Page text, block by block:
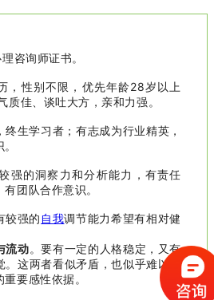
咨询师证书。
，性别不限，优先年龄28岁以上
佳、谈吐大方，亲和力强。
生学习者；有志成为行业精英，
强的洞察力和分析能力，有责任
团队合作意识。
较强的 自我调节能力希望有相对健
流动。要有一定的人格稳定，又有
这两者看似矛盾，也似乎难以把
要感性依据。